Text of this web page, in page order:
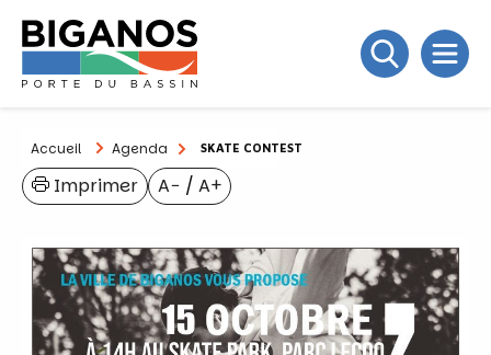
Accueil Agenda SKATE CONTEST
A− / A+
Imprimer